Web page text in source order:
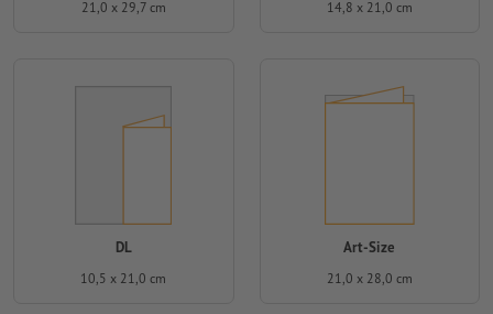
21,0 x 29,7 cm 14,8 x 21,0 cm
DL
10,5 x 21,0 cm
Art-Size
21,0 x 28,0 cm